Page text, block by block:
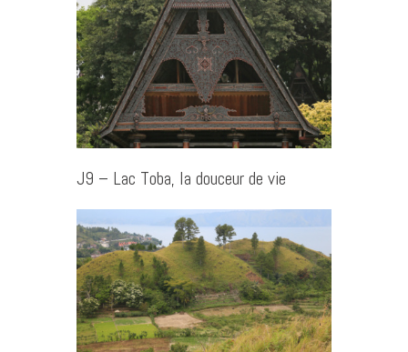
J9 – Lac Toba, la douceur de vie